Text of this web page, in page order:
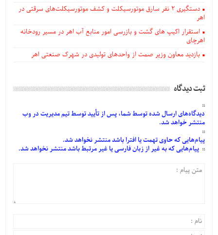
دستگيری ۲ نفر سارق موتورسیکلت و کشف موتورسیکلت‌های سرقتی در
اهر
استقرار اکیپ های گشت و بازرسی امور منابع آب اهر در مسیر رودخانه
اهرچای
بازدید معاون وزیر صمت از واحدهای تولیدی در شهرک صنعتی اهر
ثبت دیدگاه
دیدگاه‌هایارسالشدهتوسط شما، پس ازتأییدتوسط تیم مدیریت در وب
منتشر خواهد شد.
پیام‌هاییکه حاوی تهمت یا افترا باشد منتشر نخواهد شد.
پیام‌هاییکه به غیر از زبان فارسی یا غیر مرتبط باشد منتشر نخواهد شد.